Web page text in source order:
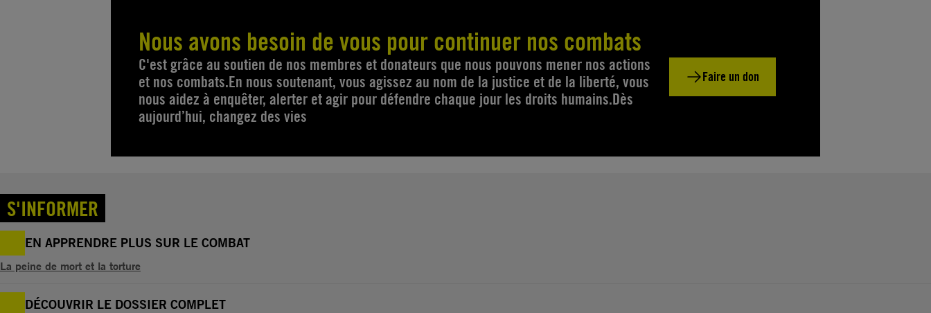
Nous avons besoin de vous pour continuer nos combats
C'est grâce au soutien de nos membres et donateurs que nous pouvons mener nos actions
et nos combats.En nous soutenant, vous agissez au nom de la justice et de la liberté, vous
nous aidez à enquêter, alerter et agir pour défendre chaque jour les droits humains.Dès
aujourd’hui, changez des vies
Faire un don
S'INFORMER
EN APPRENDRE PLUS SUR LE COMBAT
La peine de mort et la torture
DÉCOUVRIR LE DOSSIER COMPLET